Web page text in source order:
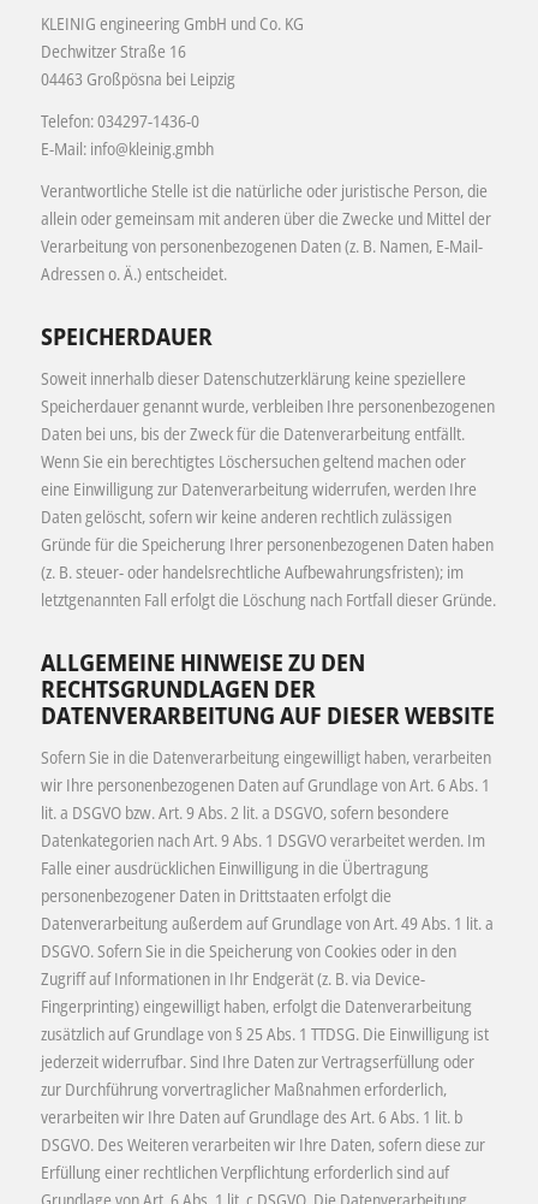
KLEINIG engineering GmbH und Co. KG
Dechwitzer Straße 16
04463 Großpösna bei Leipzig
Telefon: 034297-1436-0
E-Mail: info@kleinig.gmbh
Verantwortliche Stelle ist die natürliche oder juristische Person, die
allein oder gemeinsam mit anderen über die Zwecke und Mittel der
Verarbeitung von personenbezogenen Daten (z. B. Namen, E-Mail-
Adressen o. Ä.) entscheidet.
SPEICHERDAUER
Soweit innerhalb dieser Datenschutzerklärung keine speziellere
Speicherdauer genannt wurde, verbleiben Ihre personenbezogenen
Daten bei uns, bis der Zweck für die Datenverarbeitung entfällt.
Wenn Sie ein berechtigtes Löschersuchen geltend machen oder
eine Einwilligung zur Datenverarbeitung widerrufen, werden Ihre
Daten gelöscht, sofern wir keine anderen rechtlich zulässigen
Gründe für die Speicherung Ihrer personenbezogenen Daten haben
(z. B. steuer- oder handelsrechtliche Aufbewahrungsfristen); im
letztgenannten Fall erfolgt die Löschung nach Fortfall dieser Gründe.
ALLGEMEINE HINWEISE ZU DEN
RECHTSGRUNDLAGEN DER
DATENVERARBEITUNG AUF DIESER WEBSITE
Sofern Sie in die Datenverarbeitung eingewilligt haben, verarbeiten
wir Ihre personenbezogenen Daten auf Grundlage von Art. 6 Abs. 1
lit. a DSGVO bzw. Art. 9 Abs. 2 lit. a DSGVO, sofern besondere
Datenkategorien nach Art. 9 Abs. 1 DSGVO verarbeitet werden. Im
Falle einer ausdrücklichen Einwilligung in die Übertragung
personenbezogener Daten in Drittstaaten erfolgt die
Datenverarbeitung außerdem auf Grundlage von Art. 49 Abs. 1 lit. a
DSGVO. Sofern Sie in die Speicherung von Cookies oder in den
Zugriff auf Informationen in Ihr Endgerät (z. B. via Device-
Fingerprinting) eingewilligt haben, erfolgt die Datenverarbeitung
zusätzlich auf Grundlage von § 25 Abs. 1 TTDSG. Die Einwilligung ist
jederzeit widerrufbar. Sind Ihre Daten zur Vertragserfüllung oder
zur Durchführung vorvertraglicher Maßnahmen erforderlich,
verarbeiten wir Ihre Daten auf Grundlage des Art. 6 Abs. 1 lit. b
DSGVO. Des Weiteren verarbeiten wir Ihre Daten, sofern diese zur
Erfüllung einer rechtlichen Verpflichtung erforderlich sind auf
Grundlage von Art. 6 Abs. 1 lit. c DSGVO. Die Datenverarbeitung